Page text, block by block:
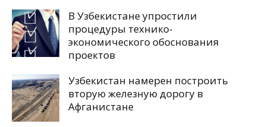
В Узбекистане упростили
процедуры технико-
экономического обоснования
проектов
Узбекистан намерен построить
вторую железную дорогу в
Афганистане